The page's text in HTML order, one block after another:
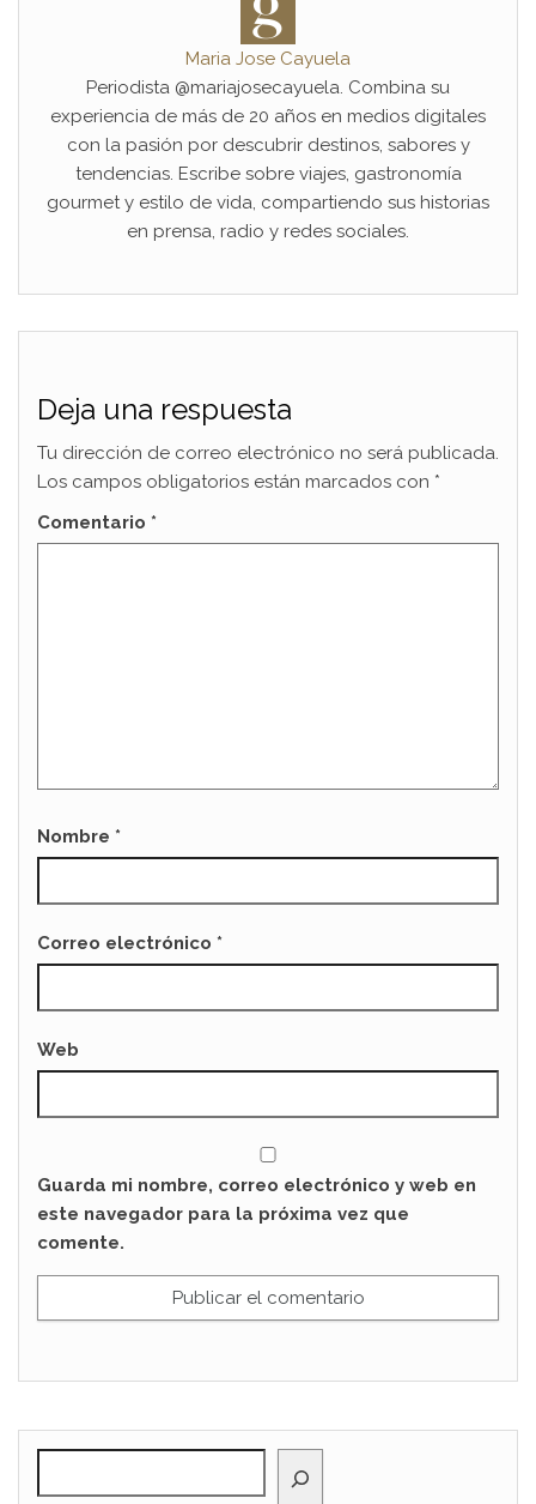
Maria Jose Cayuela
Periodista @mariajosecayuela. Combina su
experiencia de más de 20 años en medios digitales
con la pasión por descubrir destinos, sabores y
tendencias. Escribe sobre viajes, gastronomía
gourmet y estilo de vida, compartiendo sus historias
en prensa, radio y redes sociales.
Deja una respuesta
Tu dirección de correo electrónico no será publicada.
Los campos obligatorios están marcados con *
Comentario *
Nombre *
Correo electrónico *
Web
Guarda mi nombre, correo electrónico y web en
este navegador para la próxima vez que
comente.